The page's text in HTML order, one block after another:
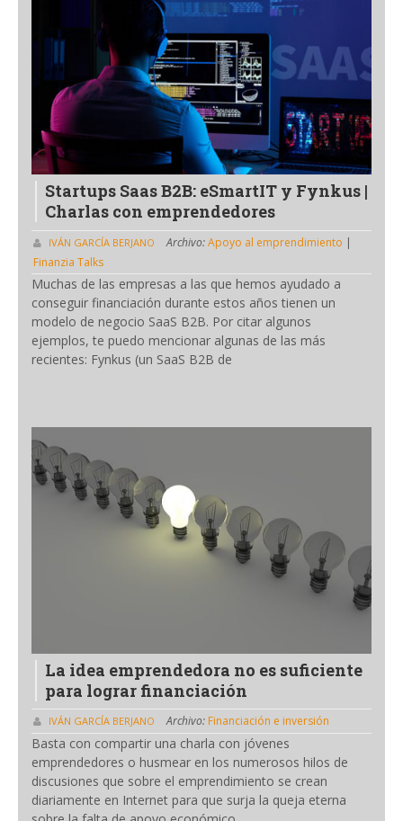
Startups Saas B2B: eSmartIT y Fynkus |
Charlas con emprendedores
IVÁN GARCÍA BERJANO Archivo:Apoyo al emprendimiento |
Finanzia Talks
Muchas de las empresas a las que hemos ayudado a
conseguir financiación durante estos años tienen un
modelo de negocio SaaS B2B. Por citar algunos
ejemplos, te puedo mencionar algunas de las más
recientes: Fynkus (un SaaS B2B de
La idea emprendedora no es suficiente
para lograr financiación
IVÁN GARCÍA BERJANO Archivo: Financiación e inversión
Basta con compartir una charla con jóvenes
emprendedores o husmear en los numerosos hilos de
discusiones que sobre el emprendimiento se crean
diariamente en Internet para que surja la queja eterna